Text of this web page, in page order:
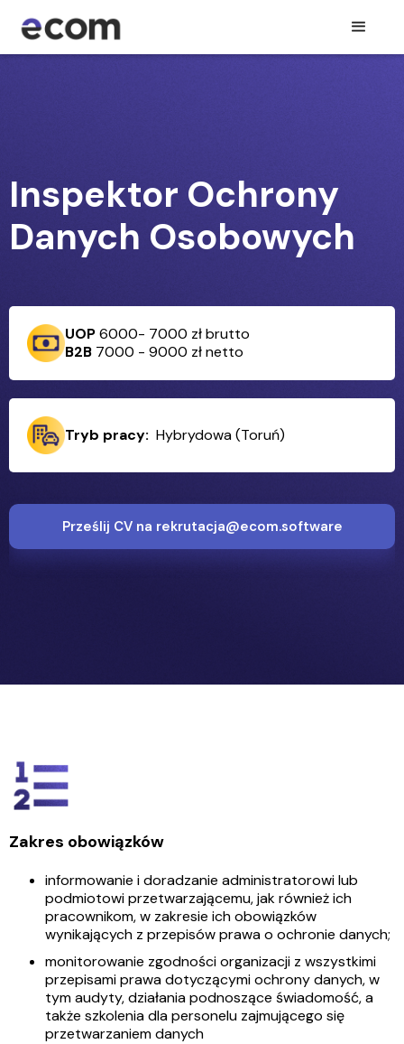
Inspektor Ochrony
Danych Osobowych
U‍OP6000- 7000 zł brutto
B2B 7000 - 9000 zł netto
Tryb pracy: Hybrydowa (Toruń)
Prześlij CV na rekrutacja@ecom.software
Zakres obowiązków
informowanie i doradzanie administratorowi lub
podmiotowi przetwarzającemu, jak również ich
pracownikom, w zakresie ich obowiązków
wynikających z przepisów prawa o ochronie danych;
monitorowanie zgodności organizacji z wszystkimi
przepisami prawa dotyczącymi ochrony danych, w
tym audyty, działania podnoszące świadomość, a
także szkolenia dla personelu zajmującego się
przetwarzaniem danych